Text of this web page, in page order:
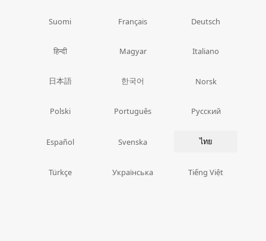
Suomi Français Deutsch
हिन्दी Magyar Italiano
日本語 한국어 Norsk
Polski Português Русский
Español Svenska ไทย
Türkçe Українська Tiếng Việt